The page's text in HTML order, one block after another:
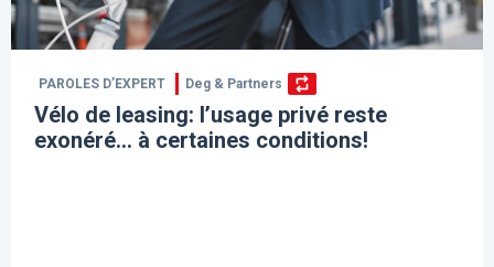
PAROLES D’EXPERT Deg & Partners
Vélo de leasing: l’usage privé reste
exonéré… à certaines conditions!